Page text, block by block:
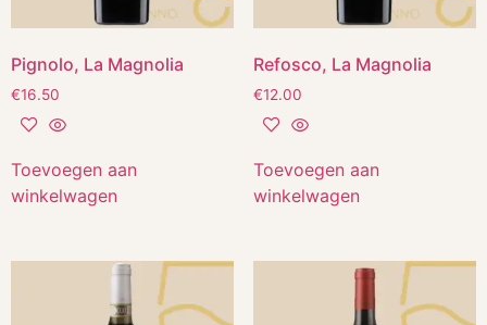
Pignolo, La Magnolia
€16.50
Toevoegen aan
winkelwagen
Refosco, La Magnolia
€12.00
Toevoegen aan
winkelwagen